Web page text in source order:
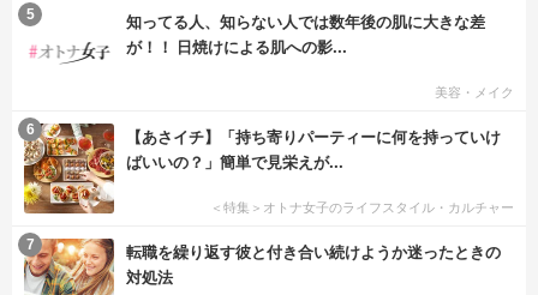
知ってる人、知らない人では数年後の肌に大きな差
が！！ 日焼けによる肌への影...
美容・メイク
5
【あさイチ】「持ち寄りパーティーに何を持っていけ
ばいいの？」簡単で見栄えが...
＜特集＞オトナ女子のライフスタイル・カルチャー
6
転職を繰り返す彼と付き合い続けようか迷ったときの
対処法
7